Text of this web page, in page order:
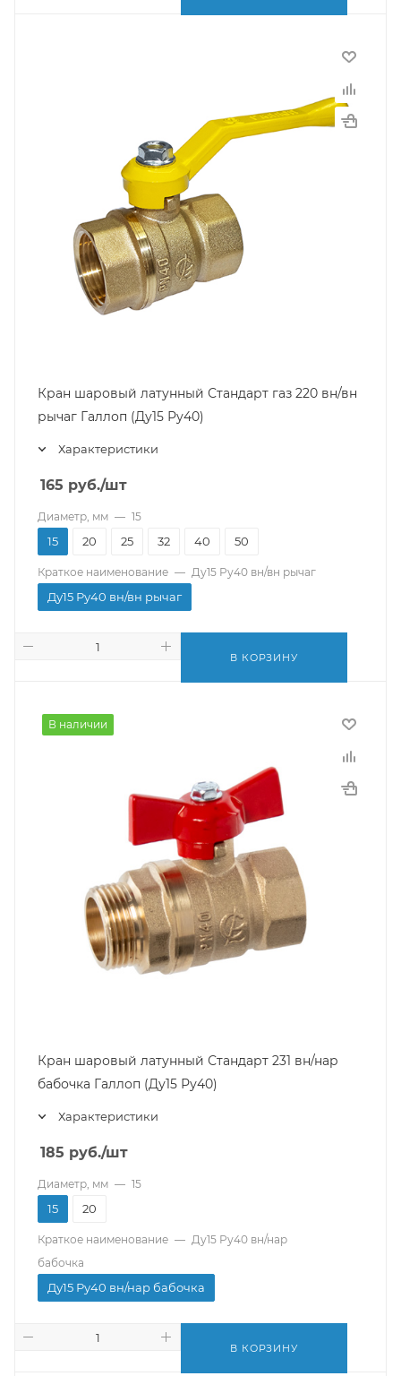
Кран шаровый латунный Стандарт газ 220 вн/вн
рычаг Галлоп (Ду15 Ру40)
Характеристики
165 руб./шт
Диаметр, мм — 15
15 20 25 32 40 50
Краткое наименование — Ду15 Ру40 вн/вн рычаг
Ду15 Ру40 вн/вн рычаг
В КОРЗИНУ
В наличии
Кран шаровый латунный Стандарт 231 вн/нар
бабочка Галлоп (Ду15 Ру40)
Характеристики
185 руб./шт
Диаметр, мм — 15
15 20
Краткое наименование — Ду15 Ру40 вн/нар
бабочка
Ду15 Ру40 вн/нар бабочка
В КОРЗИНУ